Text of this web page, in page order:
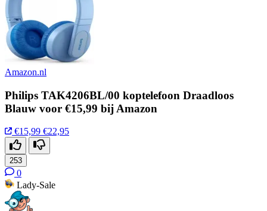
Amazon.nl
Philips TAK4206BL/00 koptelefoon Draadloos
Blauw voor €15,99 bij Amazon
€15,99 €22,95
253
0
Lady-Sale